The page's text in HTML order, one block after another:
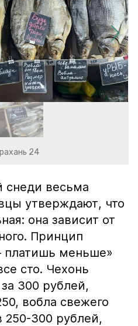
24
снеди весьма
утверждают, что
она зависит от
Принцип
меньше»
сто. Чехонь
300 рублей,
вобла свежего
250-300 рублей,